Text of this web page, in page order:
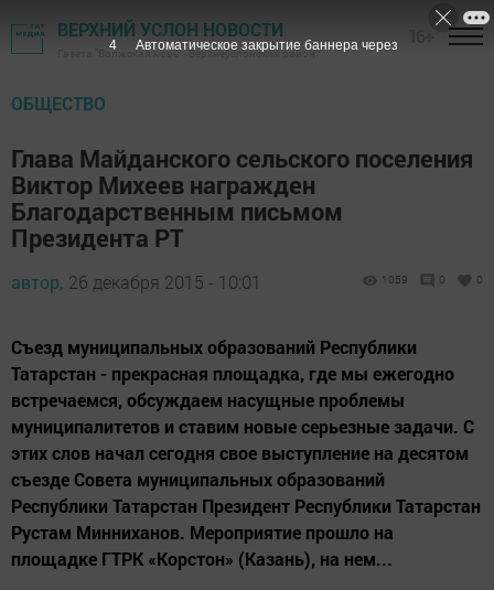
ВЕРХНИЙ УСЛОН НОВОСТИ
Газета "Волжская новь" - Верхнеуслонский район
ОБЩЕСТВО
Глава Майданского сельского поселения
Виктор Михеев награжден
Благодарственным письмом
Президента РТ
автор, 26 декабря 2015 - 10:01 1059 0 0
Съезд муниципальных образований Республики
Татарстан - прекрасная площадка, где мы ежегодно
встречаемся, обсуждаем насущные проблемы
муниципалитетов и ставим новые серьезные задачи. С
этих слов начал сегодня свое выступление на десятом
съезде Совета муниципальных образований
Республики Татарстан Президент Республики Татарстан
Рустам Минниханов. Мероприятие прошло на
площадке ГТРК «Корстон» (Казань), на нем...
3 Автоматическое закрытие баннера через